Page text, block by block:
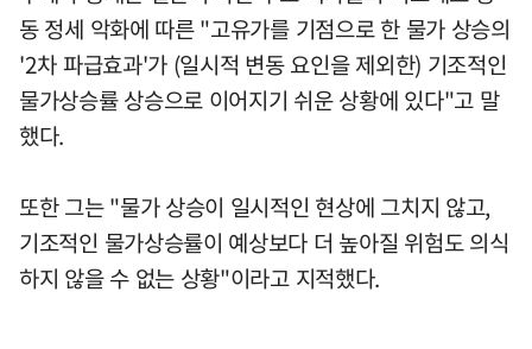
동 정세 악화에 따른 "고유가를 기점으로 한 물가 상승의
'2차 파급효과'가 (일시적 변동 요인을 제외한) 기조적인
물가상승률 상승으로 이어지기 쉬운 상황에 있다"고 말
했다.
또한 그는 "물가 상승이 일시적인 현상에 그치지 않고,
기조적인 물가상승률이 예상보다 더 높아질 위험도 의식
하지 않을 수 없는 상황"이라고 지적했다.